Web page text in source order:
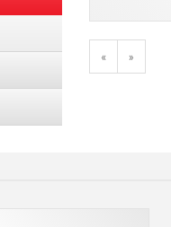
« »